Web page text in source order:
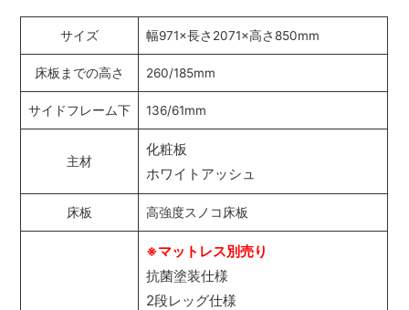
サイズ 幅971×長さ2071×高さ850mm
床板までの高さ 260/185mm
サイドフレーム下 136/61mm
主材
化粧板
ホワイトアッシュ
床板 高強度スノコ床板
※マットレス別売り
抗菌塗装仕様
2段レッグ仕様